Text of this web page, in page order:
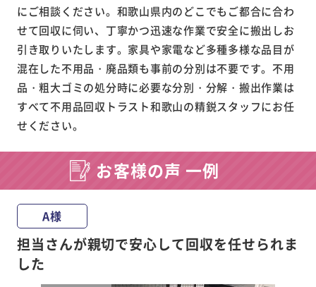
にご相談ください。和歌山県内のどこでもご都合に合わ
せて回収に伺い、丁寧かつ迅速な作業で安全に搬出しお
引き取りいたします。家具や家電など多種多様な品目が
混在した不用品・廃品類も事前の分別は不要です。不用
品・粗大ゴミの処分時に必要な分別・分解・搬出作業は
すべて不用品回収トラスト和歌山の精鋭スタッフにお任
せください。
お客様の声 一例
A様
担当さんが親切で安心して回収を任せられま
した